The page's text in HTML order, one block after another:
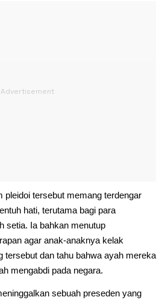
pleidoi tersebut memang terdengar
hati, terutama bagi para
setia. Ia bahkan menutup
agar anak-anaknya kelak
tersebut dan tahu bahwa ayah mereka
mengabdi pada negara.
sebuah preseden yang